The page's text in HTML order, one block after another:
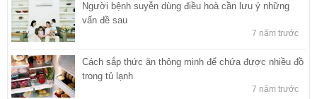
Người bệnh suyễn dùng điều hoà cần lưu ý những
vấn đề sau
7 năm trước
Cách sắp thức ăn thông minh để chứa được nhiều đồ
trong tủ lạnh
7 năm trước